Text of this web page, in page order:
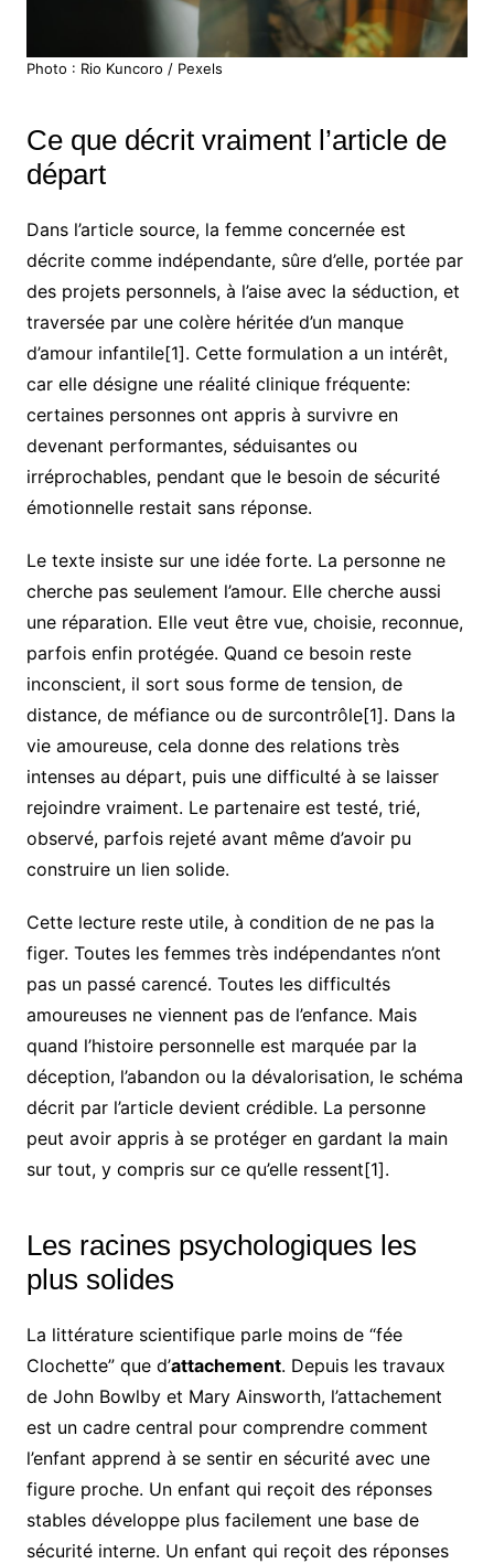
Photo : Rio Kuncoro / Pexels
Ce que décrit vraiment l’article de
départ
Dans l’article source, la femme concernée est
décrite comme indépendante, sûre d’elle, portée par
des projets personnels, à l’aise avec la séduction, et
traversée par une colère héritée d’un manque
d’amour infantile[1]. Cette formulation a un intérêt,
car elle désigne une réalité clinique fréquente:
certaines personnes ont appris à survivre en
devenant performantes, séduisantes ou
irréprochables, pendant que le besoin de sécurité
émotionnelle restait sans réponse.
Le texte insiste sur une idée forte. La personne ne
cherche pas seulement l’amour. Elle cherche aussi
une réparation. Elle veut être vue, choisie, reconnue,
parfois enfin protégée. Quand ce besoin reste
inconscient, il sort sous forme de tension, de
distance, de méfiance ou de surcontrôle[1]. Dans la
vie amoureuse, cela donne des relations très
intenses au départ, puis une difficulté à se laisser
rejoindre vraiment. Le partenaire est testé, trié,
observé, parfois rejeté avant même d’avoir pu
construire un lien solide.
Cette lecture reste utile, à condition de ne pas la
figer. Toutes les femmes très indépendantes n’ont
pas un passé carencé. Toutes les difficultés
amoureuses ne viennent pas de l’enfance. Mais
quand l’histoire personnelle est marquée par la
déception, l’abandon ou la dévalorisation, le schéma
décrit par l’article devient crédible. La personne
peut avoir appris à se protéger en gardant la main
sur tout, y compris sur ce qu’elle ressent[1].
Les racines psychologiques les
plus solides
La littérature scientifique parle moins de “fée
Clochette” que d’attachement. Depuis les travaux
de John Bowlby et Mary Ainsworth, l’attachement
est un cadre central pour comprendre comment
l’enfant apprend à se sentir en sécurité avec une
figure proche. Un enfant qui reçoit des réponses
stables développe plus facilement une base de
sécurité interne. Un enfant qui reçoit des réponses